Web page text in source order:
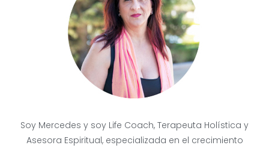
Soy Mercedes y soy Life Coach, Terapeuta Holística y
Asesora Espiritual, especializada en el crecimiento